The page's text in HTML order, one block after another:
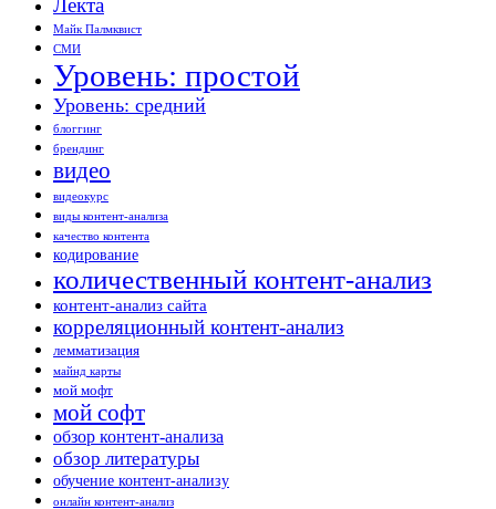
Майк Палмквист
СМИ
Уровень: простой
Уровень: средний
блоггинг
брендинг
видео
видеокурс
виды контент-анализа
качество контента
кодирование
количественный контент-анализ
контент-анализ сайта
корреляционный контент-анализ
лемматизация
майнд карты
мой мофт
мой софт
обзор контент-анализа
обзор литературы
обучение контент-анализу
онлайн контент-анализ